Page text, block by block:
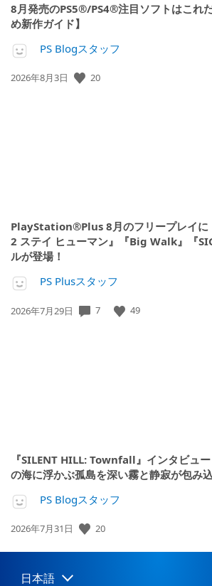
8月発売のPS5®/PS4®注目ソフトはこれ
め新作ガイド】
PS Blogスタッフ
公
2026年8月3日 20
PlayStation®Plus 8月のフリープレイに
2 ステイ ヒューマン』『Big Walk』『
ルが登場！
PS Plusスタッフ
公
2026年7月29日 7 49
『SILENT HILL: Townfall』インタビュ
の海に浮かぶ孤島を深い霧と静寂が包み
PS Blogスタッフ
公
日:
2026年7月31日 20
日本語